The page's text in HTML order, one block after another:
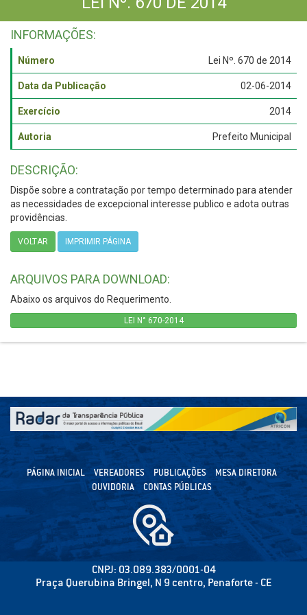
INFORMAÇÕES:
Número Lei Nº. 670 de 2014
Data da Publicação 02-06-2014
Exercício 2014
Autoria Prefeito Municipal
DESCRIÇÃO:
Dispõe sobre a contratação por tempo determinado para atender
as necessidades de excepcional interesse publico e adota outras
providências.
VOLTAR IMPRIMIR PÁGINA
ARQUIVOS PARA DOWNLOAD:
Abaixo os arquivos do Requerimento.
LEI N° 670-2014
PÁGINA INICIAL VEREADORES PUBLICAÇÕES
MESA DIRETORA
OUVIDORIA
CONTAS PÚBLICAS
CNPJ: 03.089.383/0001-04
Praça Querubina Bringel, N 9 centro, Penaforte - CE